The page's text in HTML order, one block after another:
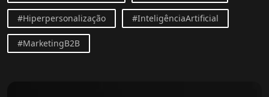
#Hiperpersonalização #InteligênciaArtificial
#MarketingB2B